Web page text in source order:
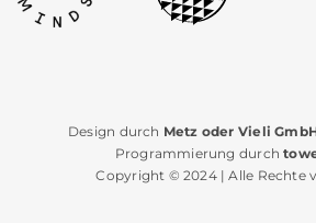
Design durch Metz oder Vieli
Programmierung durch
Copyright © 2024 | Alle Rechte